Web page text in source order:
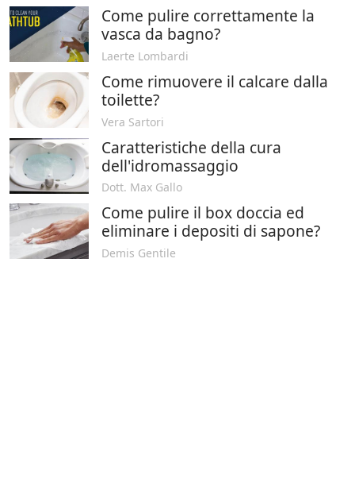
Come pulire correttamente la
vasca da bagno?
Laerte Lombardi
Come rimuovere il calcare dalla
toilette?
Vera Sartori
Caratteristiche della cura
dell'idromassaggio
Dott. Max Gallo
Come pulire il box doccia ed
eliminare i depositi di sapone?
Demis Gentile